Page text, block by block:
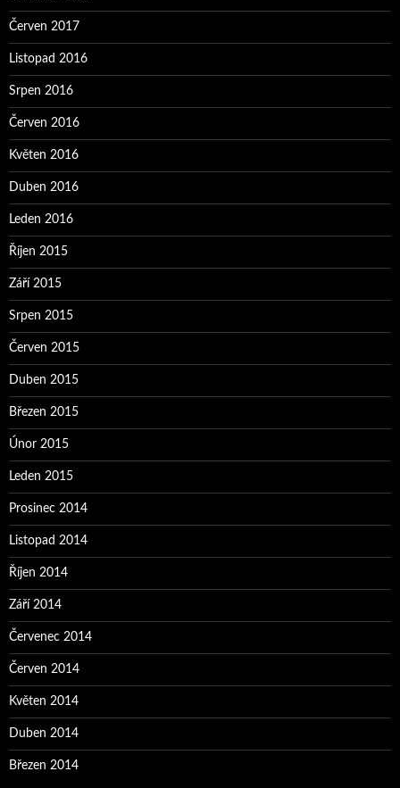
Červen 2017
Listopad 2016
Srpen 2016
Červen 2016
Květen 2016
Duben 2016
Leden 2016
Říjen 2015
Září 2015
Srpen 2015
Červen 2015
Duben 2015
Březen 2015
Únor 2015
Leden 2015
Prosinec 2014
Listopad 2014
Říjen 2014
Září 2014
Červenec 2014
Červen 2014
Květen 2014
Duben 2014
Březen 2014